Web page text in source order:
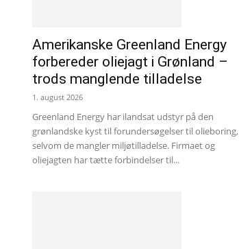
Amerikanske Greenland Energy
forbereder oliejagt i Grønland –
trods manglende tilladelse
1. august 2026
Greenland Energy har ilandsat udstyr på den
grønlandske kyst til forundersøgelser til olieboring,
selvom de mangler miljøtilladelse. Firmaet og
oliejagten har tætte forbindelser til...